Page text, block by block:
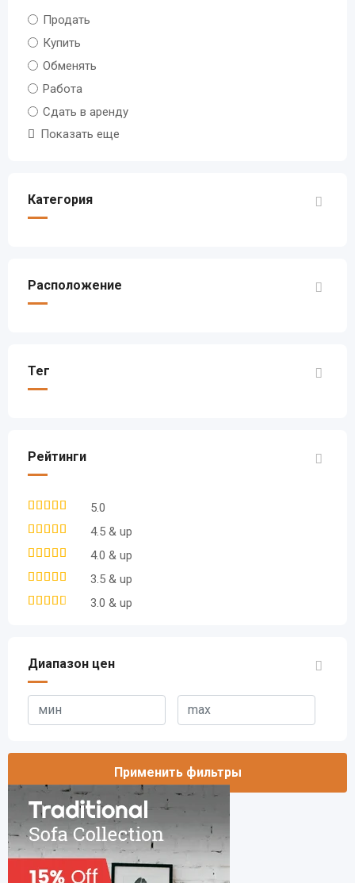
Продать
Купить
Обменять
Работа
Сдать в аренду
Показать еще
Категория
Расположение
Тег
Рейтинги
5.0
4.5 & up
4.0 & up
3.5 & up
3.0 & up
Диапазон цен
Применить фильтры